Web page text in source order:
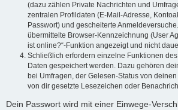
(dazu zählen Private Nachrichten und
zentralen Profildaten (E-Mail-Adresse,
Passwort) und gescheiterte
übermittelte Browser-Kennzeichnung (User
ist online?“-Funktion angezeigt und nicht
Schließlich erfordern einzelne Funktionen
Daten gespeichert werden. Dazu gehören
bei Umfragen, der Gelesen-Status von
von dir gesetzte Lesezeichen oder
Dein Passwort wird mit einer Einwege-